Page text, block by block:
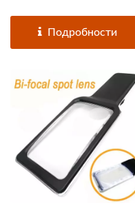
Подробности